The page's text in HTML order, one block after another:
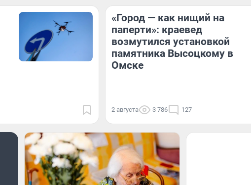
«Город — как нищий на
паперти»: краевед
возмутился установкой
памятника Высоцкому в
Омске
2 августа 3 786 127